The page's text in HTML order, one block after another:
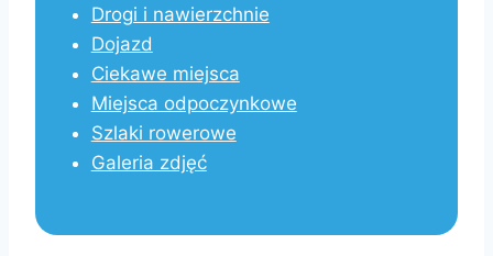
Drogi i nawierzchnie
Dojazd
Ciekawe miejsca
Miejsca odpoczynkowe
Szlaki rowerowe
Galeria zdjęć